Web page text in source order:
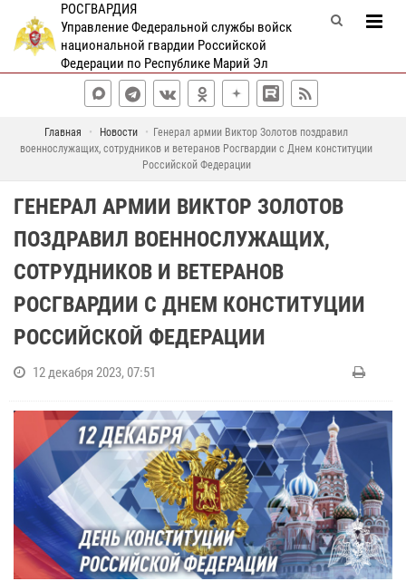
РОСГВАРДИЯ
Управление Федеральной службы войск
национальной гвардии Российской
Федерации по Республике Марий Эл
Главная Новости
Генерал армии Виктор Золотов поздравил
военнослужащих, сотрудников и ветеранов Росгвардии с Днем конституции
Российской Федерации
ГЕНЕРАЛ АРМИИ ВИКТОР ЗОЛОТОВ
ПОЗДРАВИЛ ВОЕННОСЛУЖАЩИХ,
СОТРУДНИКОВ И ВЕТЕРАНОВ
РОСГВАРДИИ С ДНЕМ КОНСТИТУЦИИ
РОССИЙСКОЙ ФЕДЕРАЦИИ
12 декабря 2023, 07:51